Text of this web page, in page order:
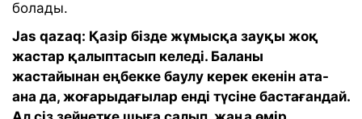
болады.
Jas qazaq: Қазір бізде жұмысқа зауқы жоқ
жастар қалыптасып келеді. Баланы
жастайынан еңбекке баулу керек екенін ата-
ана да, жоғарыдағылар енді түсіне бастағандай.